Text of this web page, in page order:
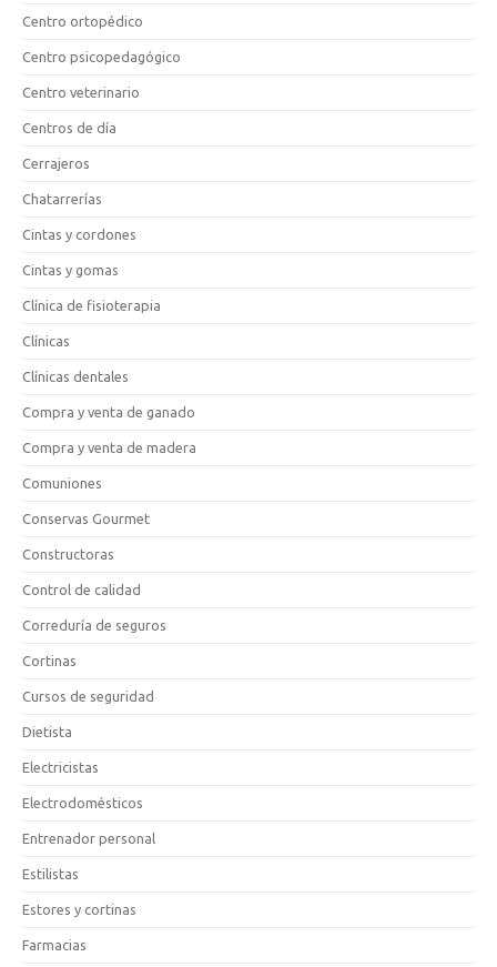
Centro ortopédico
Centro psicopedagógico
Centro veterinario
Centros de día
Cerrajeros
Chatarrerías
Cintas y cordones
Cintas y gomas
Clínica de fisioterapia
Clínicas
Clínicas dentales
Compra y venta de ganado
Compra y venta de madera
Comuniones
Conservas Gourmet
Constructoras
Control de calidad
Correduría de seguros
Cortinas
Cursos de seguridad
Dietista
Electricistas
Electrodomésticos
Entrenador personal
Estilistas
Estores y cortinas
Farmacias